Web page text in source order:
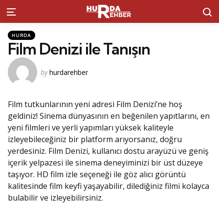
Menu
Kategoriler
Posted
in
HURDA
Film Denizi ile Tanışın
Posted
by hurdarehber
Film tutkunlarının yeni adresi Film Denizi’ne hoş
geldiniz! Sinema dünyasının en beğenilen yapıtlarını, en
yeni filmleri ve yerli yapımları yüksek kaliteyle
izleyebileceğiniz bir platform arıyorsanız, doğru
yerdesiniz. Film Denizi, kullanıcı dostu arayüzü ve geniş
içerik yelpazesi ile sinema deneyiminizi bir üst düzeye
taşıyor. HD film izle seçeneği ile göz alıcı görüntü
kalitesinde film keyfi yaşayabilir, dilediğiniz filmi kolayca
bulabilir ve izleyebilirsiniz.